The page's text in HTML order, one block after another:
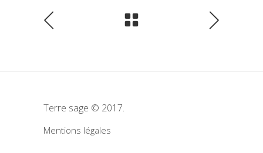
Terre sage © 2017.
Mentions légales